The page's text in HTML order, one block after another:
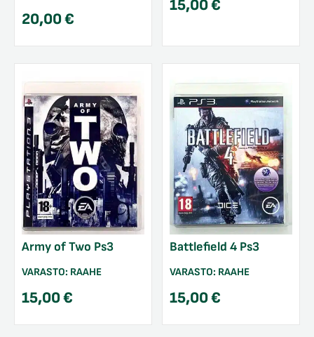
20,00€
15,00€
Army of Two Ps3
VARASTO: RAAHE
15,00€
Battlefield 4 Ps3
VARASTO: RAAHE
15,00€